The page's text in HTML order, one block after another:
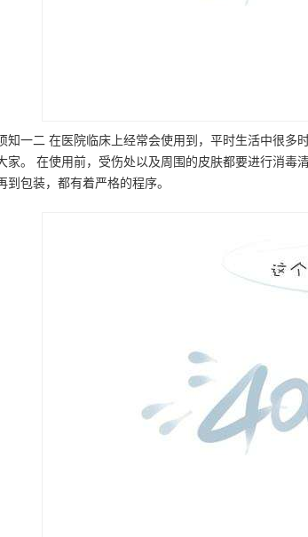
知一二 在医院临床上经常会使用到，平时生活中很多
家。 在使用前，受伤处以及周围的皮肤都要进行消毒
包装，都有着严格的程序。